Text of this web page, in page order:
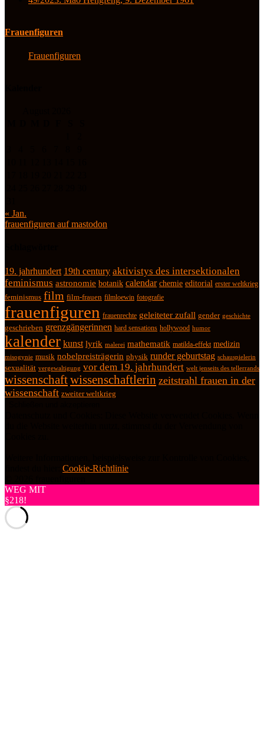
Frauenfiguren
Frauenfiguren
« Jan.
frauenfiguren auf mastodon
19. jahrhundert 19th century aktivistys des intersektionalen
feminismus astronomie botanik calendar chemie editorial erster weltkrieg
feminismus film film-frauen filmloewin fotografie
frauenfiguren frauenrechte geleiteter zufall gender geschichte
geschrieben grenzgängerinnen hard sensations hollywood humor
kalender kunst lyrik malerei mathematik matilda-effekt medizin
misogynie musik nobelpreisträgerin physik runder geburtstag schauspielerin
sexualität vergewaltigung vor dem 19. jahrhundert welt jenseits des tellerrands
wissenschaftwissenschaftlerin zeitstrahl frauen in der
wissenschaft zweiter weltkrieg
Cookie-Richtlinie
WEG MIT
§218!